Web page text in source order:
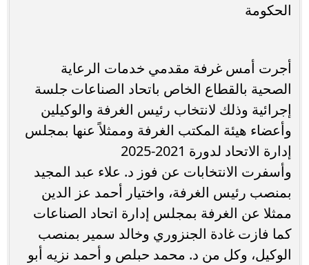
الحكومة
أجرت أمس غرفة مقدمي خدمات الرعاية
الصحية بالقطاع الخاص باتحاد الصناعات جلسة
إجرائية وذلك لانتخاب رئيس الغرفة والوكيلين
وأعضاء هيئة المكتب الغرفة وممثلاً عنها بمجلس
إدارة الاتحاد لدورة 2021-2025
وأسفرت الانتخابات عن فوز د. علاء عبد المجيد
بمنصب رئيس الغرفة، واختيار أحمد عز الدين
ممثلا عن الغرفة بمجلس إدارة اتحاد الصناعات
كما فازت غادة الجنزوري وخالد سمير بمنصب
الوكيل، وكل من د. محمد حبلص و أحمد نزيه أبو